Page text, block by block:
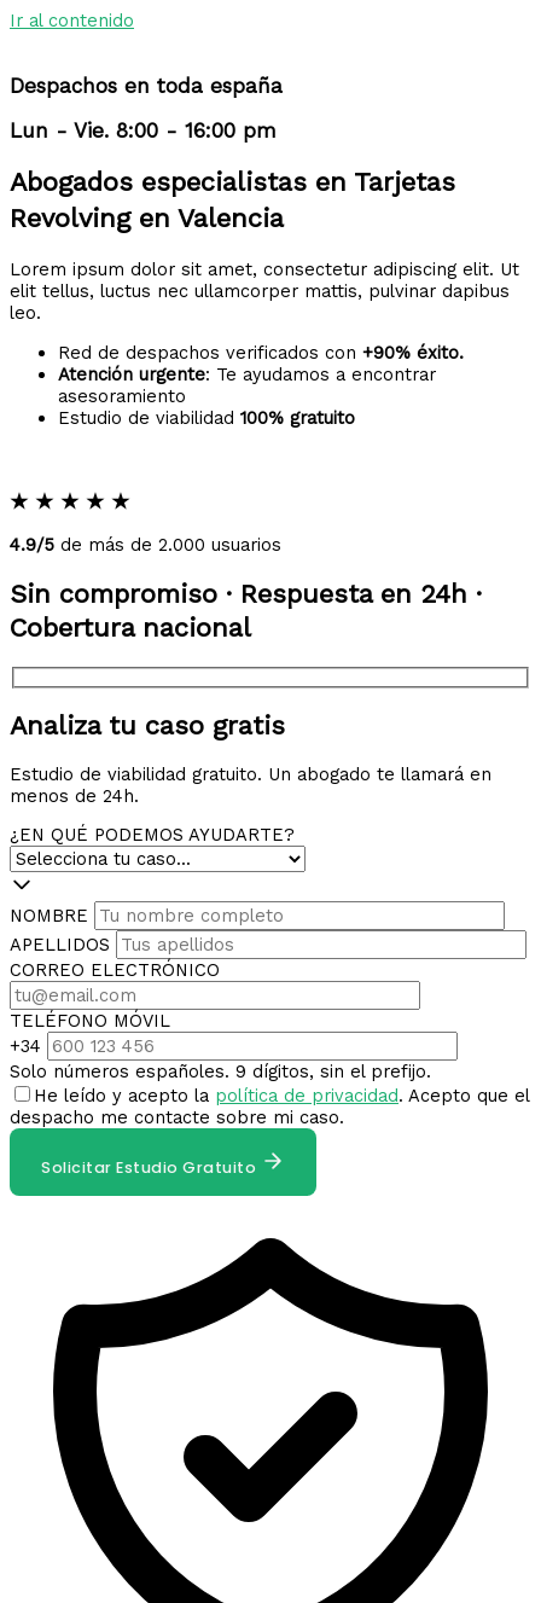
Ir al contenido
Despachos en toda españa
Lun - Vie. 8:00 - 16:00 pm
Abogados especialistas en Tarjetas
Revolving en Valencia
Lorem ipsum dolor sit amet, consectetur adipiscing elit. Ut
elit tellus, luctus nec ullamcorper mattis, pulvinar dapibus
leo.
Red de despachos verificados con +90% éxito.
Atención urgente: Te ayudamos a encontrar
asesoramiento
Estudio de viabilidad 100% gratuito
★ ★ ★ ★ ★
4.9/5 de más de 2.000 usuarios
Sin compromiso · Respuesta en 24h ·
Cobertura nacional
Analiza tu caso gratis
Estudio de viabilidad gratuito. Un abogado te llamará en
menos de 24h.
¿EN QUÉ PODEMOS AYUDARTE?
NOMBRE
APELLIDOS
CORREO ELECTRÓNICO
TELÉFONO MÓVIL
+34
Solo números españoles. 9 dígitos, sin el prefijo.
He leído y acepto la política de privacidad. Acepto que el
despacho me contacte sobre mi caso.
Solicitar Estudio Gratuito